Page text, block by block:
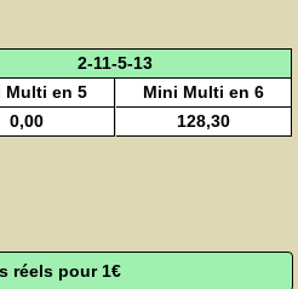
2-11-5-13
Multi en 5
Mini Multi en 6
0,00 128,30
réels pour 1€